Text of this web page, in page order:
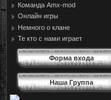
Команда Amx-mod
Онлайн игры
Немного о клане
Те кто с нами играет
Форма входа
Наша Группа